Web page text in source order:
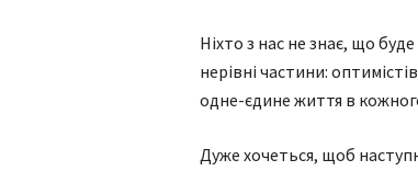
Ніхто з нас не знає, що
нерівні частини:
одне-єдине життя в
Дуже хочеться, щоб